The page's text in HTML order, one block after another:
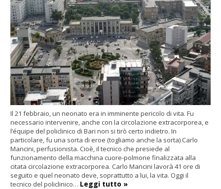
Il 21 febbraio, un neonato era in imminente pericolo di vita. Fu
necessario intervenire, anche con la circolazione extracorporea, e
l’équipe del policlinico di Bari non si tirò certo indietro. In
particolare, fu una sorta di eroe (togliamo anche la sorta) Carlo
Mancini, perfusionista. Cioè, il tecnico che presiede al
funzionamento della macchina cuore-polmone finalizzata alla
citata circolazione extracorporea. Carlo Mancini lavorà 41 ore di
seguito e quel neonato deve, soprattutto a lui, la vita. Oggi il
tecnico del policlinico… Leggi tutto »